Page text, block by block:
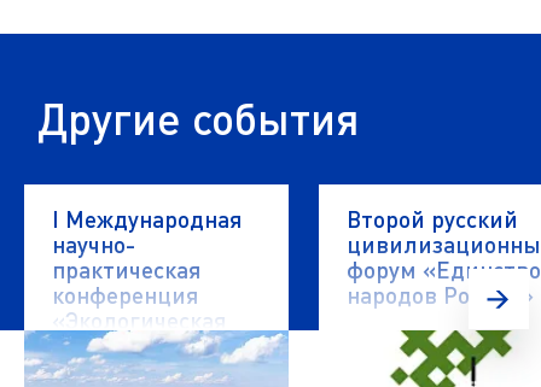
Другие события
I Международная
научно-
практическая
конференция
«Экологическая
безопасность
водных объектов»
Второй русский
форум «Единство
народов России»